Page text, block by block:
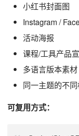
小红书封面图
Instagram /
活动海报
课程/工具产品
多语言版本素材
同一主题的不
可复用方式：